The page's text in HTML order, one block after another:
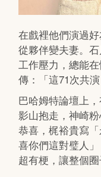
在戲裡他們演過
從夥伴變夫妻。
工作壓力，總能
傳：「這71次共
巴哈姆特論壇上
影山抱走，神崎
恭喜，梶裕貴寫
喜你們這對璧人
超有梗，讓整個圈